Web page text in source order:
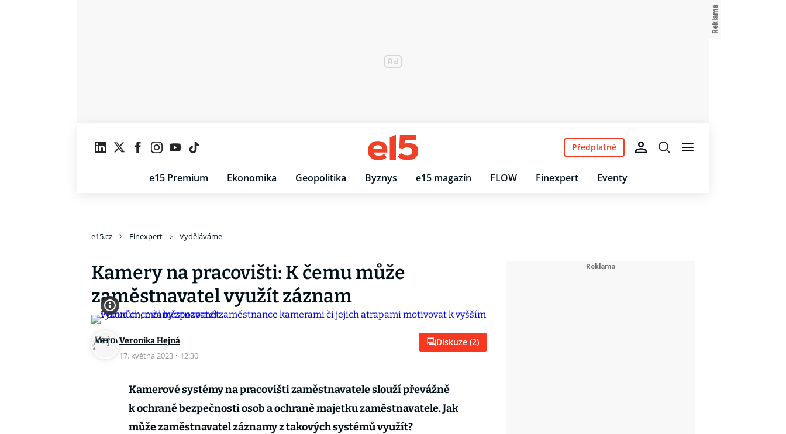
e15 Premium Ekonomika Geopolitika Byznys e15 magazín FLOW Finexpert Eventy
Předplatné
e15.cz Finexpert Vyděláváme
Kamery na pracovišti: K čemu může
zaměstnavatel využít záznam
Veronika Hejná
17. května 2023 · 12:30
Diskuze (2)
Kamerové systémy na pracovišti zaměstnavatele slouží převážně
k ochraně bezpečnosti osob a ochraně majetku zaměstnavatele. Jak
může zaměstnavatel záznamy z takových systémů využít?